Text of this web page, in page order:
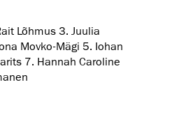
Lõhmus 3. Juulia
Movko-Mägi 5. Iohan
7. Hannah Caroline